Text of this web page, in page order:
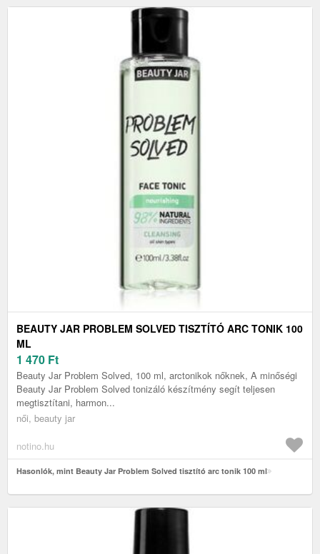
BEAUTY JAR PROBLEM SOLVED TISZTÍTÓ ARC TONIK 100
ML
1 470 Ft
Beauty Jar Problem Solved, 100 ml, arctonikok nőknek, A minőségi
Beauty Jar Problem Solved tonizáló készítmény segít teljesen
megtisztítani, harmon...
női, beauty jar
notino.hu
Hasonlók, mint Beauty Jar Problem Solved tisztító arc tonik 100 ml